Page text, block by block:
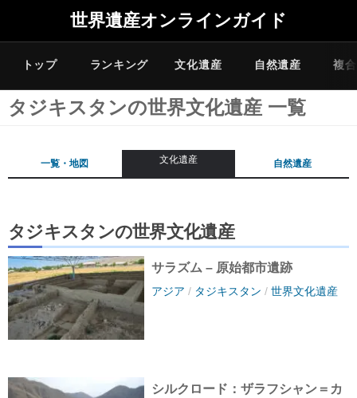
世界遺産オンラインガイド
トップ ランキング 文化遺産 自然遺産 複
タジキスタンの世界文化遺産 一覧
一覧・地図 文化遺産 自然遺産
タジキスタンの世界文化遺産
サラズム – 原始都市遺跡
アジア / タジキスタン / 世界文化遺産
シルクロード：ザラフシャン＝カ